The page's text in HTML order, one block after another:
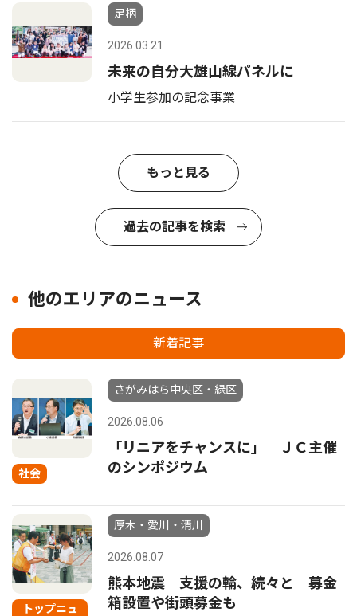
足柄
2026.03.21
未来の自分大雄山線パネルに
小学生参加の記念事業
もっと見る
過去の記事を検索
他のエリアのニュース
新着記事
社会
さがみはら中央区・緑区
2026.08.06
「リニアをチャンスに」 ＪＣ主催
のシンポジウム
トップニュ
厚木・愛川・清川
2026.08.07
熊本地震 支援の輪、続々と 募金
箱設置や街頭募金も